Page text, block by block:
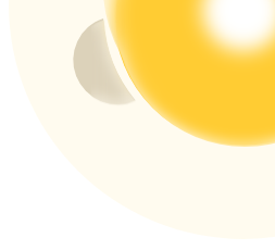
Daha Fazla Etkinlik
Ödüller ve özel hediyeler kazanın